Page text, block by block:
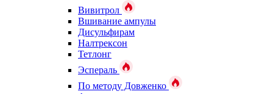
Вивитрол
Вшивание ампулы
Дисульфирам
Налтрексон
Тетлонг
Эспераль
По методу Довженко